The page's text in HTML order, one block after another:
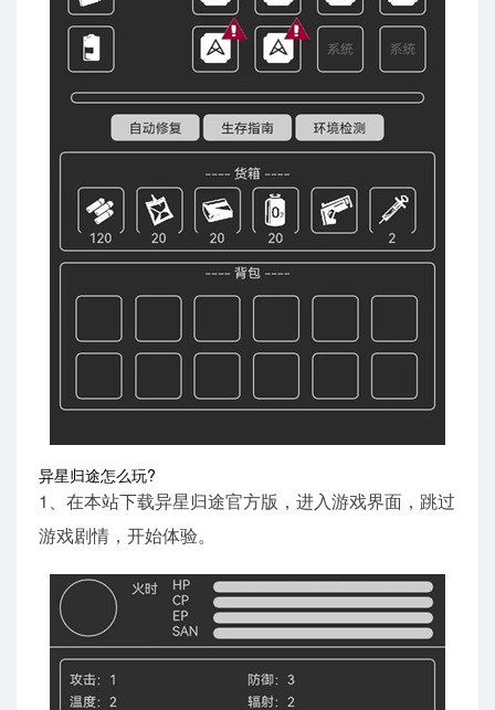
异星归途怎么玩?
1、在本站下载异星归途官方版，进入游戏界面，跳过
游戏剧情，开始体验。